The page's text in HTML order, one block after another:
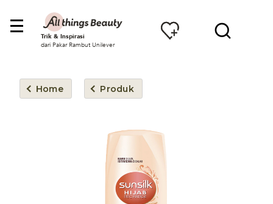
Trik & Inspirasi
dari Pakar Rambut Unilever
Home Produk